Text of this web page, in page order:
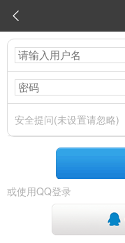

安全提问(未设置请忽略)
或使用QQ登录